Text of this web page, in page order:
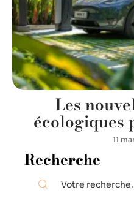
Les
écologiques
11
Recherche